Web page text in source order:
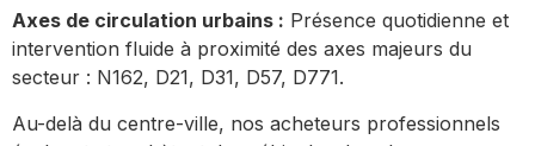
Axes de circulation urbains : Présence quotidienne et
intervention fluide à proximité des axes majeurs du
secteur : N162, D21, D31, D57, D771.
Au-delà du centre-ville, nos acheteurs professionnels